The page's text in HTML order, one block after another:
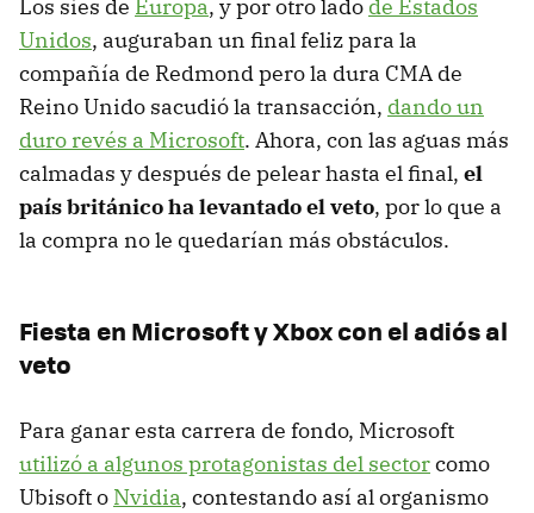
Los síes de Europa, y por otro lado de Estados
Unidos, auguraban un final feliz para la
compañía de Redmond pero la dura CMA de
Reino Unido sacudió la transacción, dando un
duro revés a Microsoft. Ahora, con las aguas más
calmadas y después de pelear hasta el final, el
país británico ha levantado el veto, por lo que a
la compra no le quedarían más obstáculos.
Fiesta en Microsoft y Xbox con el adiós al
veto
Para ganar esta carrera de fondo, Microsoft
utilizó a algunos protagonistas del sectorcomo
Ubisoft o Nvidia, contestando así al organismo